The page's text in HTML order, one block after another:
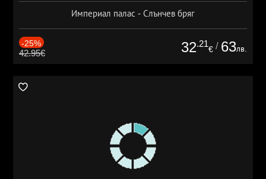
Империал палас - Слънчев бряг
-25%
42.95€ 32.21
€ / 63лв.